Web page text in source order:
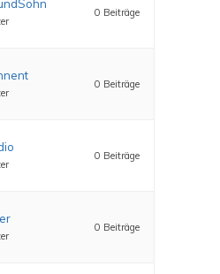
0 Beiträge
0 Beiträge
0 Beiträge
0 Beiträge